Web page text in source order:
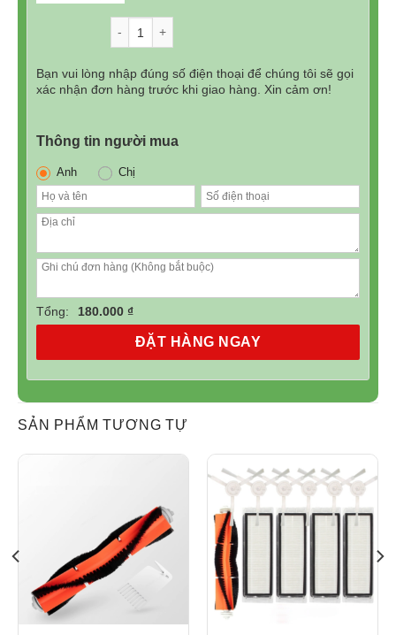
Bạn vui lòng nhập đúng số điện thoại để chúng tôi sẽ gọi
xác nhận đơn hàng trước khi giao hàng. Xin cảm ơn!
Thông tin người mua
Anh Chị
Tổng: 180.000 ₫
ĐẶT HÀNG NGAY
SẢN PHẨM TƯƠNG TỰ